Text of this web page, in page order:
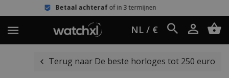
achterafof in 3 termijnen
NL / €
Terug naar De beste horloges tot 250 euro